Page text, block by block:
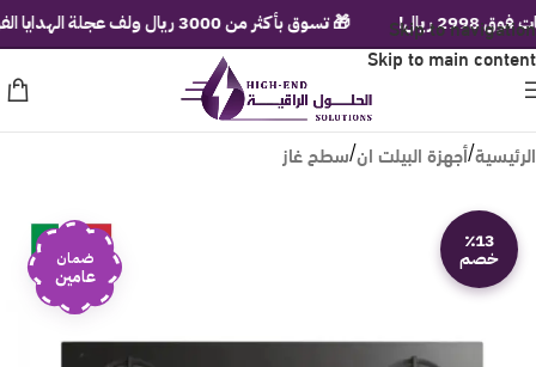
Skip to navigation
Skip to main content
الرئيسية/أجهزة البيلت ان/سطح غاز
٪13
خصم ضمان
عامين
🎁 تسوق بأكثر من 3000 ريال ولف عجلة الهدايا الفورية!